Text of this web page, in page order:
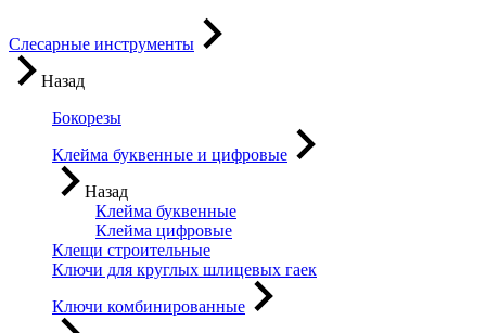
Слесарные инструменты
Назад
Бокорезы
Клейма буквенные и цифровые
Назад
Клейма буквенные
Клейма цифровые
Клещи строительные
Ключи для круглых шлицевых гаек
Ключи комбинированные